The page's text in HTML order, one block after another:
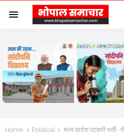
Home Political
मध्य प्रदेश पटवारी भर्ती-